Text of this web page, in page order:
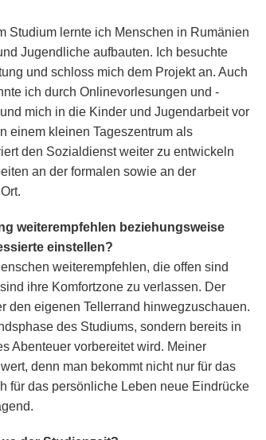
Studium lernte ich Menschen in Rumänien
Jugendliche aufbauten. Ich besuchte
und schloss mich dem Projekt an. Auch
ich durch Onlinevorlesungen und -
mich in die Kinder und Jugendarbeit vor
einem kleinen Tageszentrum als
den Sozialdienst weiter zu entwickeln
an der formalen sowie an der
weiterempfehlen beziehungsweise
einstellen?
weiterempfehlen, die offen sind
ihre Komfortzone zu verlassen. Der
den eigenen Tellerrand hinwegzuschauen.
des Studiums, sondern bereits in
Abenteuer vorbereitet wird. Meiner
denn man bekommt nicht nur für das
für das persönliche Leben neue Eindrücke